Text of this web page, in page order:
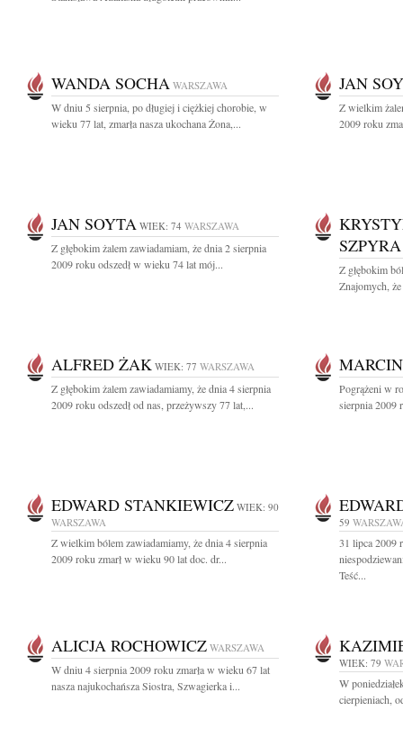
WANDA SOCHA WARSZAWA
W dniu 5 sierpnia, po długiej i ciężkiej chorobie, w
wieku 77 lat, zmarła nasza ukochana Żona,...
JAN
Z wielkim
2009 roku
JAN SOYTA WIEK: 74 WARSZAWA
Z głębokim żalem zawiadamiam, że dnia 2 sierpnia
2009 roku odszedł w wieku 74 lat mój...
SZPYRA
Z głębokim
Znajomych,
ALFRED ŻAK WIEK: 77 WARSZAWA
Z głębokim żalem zawiadamiamy, że dnia 4 sierpnia
2009 roku odszedł od nas, przeżywszy 77 lat,...
Pogrążeni w
sierpnia 2009
EDWARD STANKIEWICZ WIEK: 90
WARSZAWA
Z wielkim bólem zawiadamiamy, że dnia 4 sierpnia
2009 roku zmarł w wieku 90 lat doc. dr...
59
31 lipca 2009
Teść...
ALICJA ROCHOWICZ WARSZAWA
W dniu 4 sierpnia 2009 roku zmarła w wieku 67 lat
nasza najukochańsza Siostra, Szwagierka i...
WIEK: 79
W
cierpieniach,